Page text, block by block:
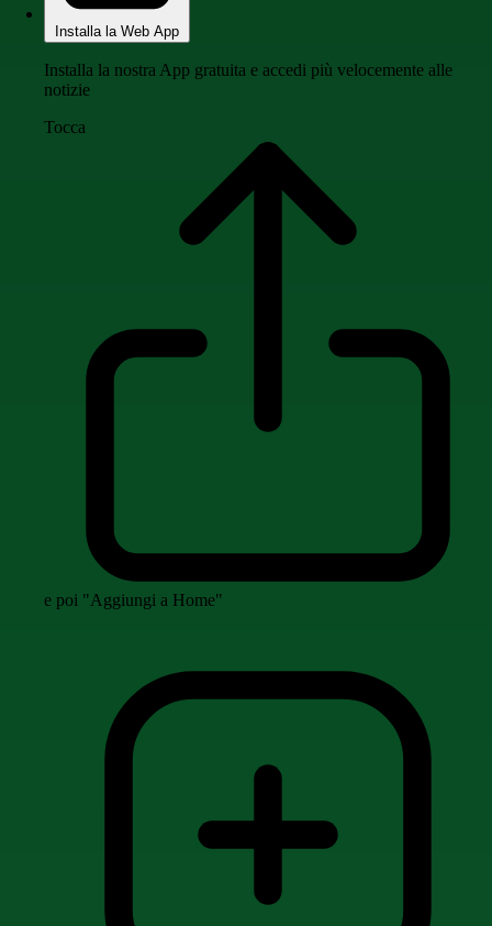
Installa la Web App
Installa la nostra App gratuita e accedi più velocemente alle
notizie
Tocca
e poi "Aggiungi a Home"